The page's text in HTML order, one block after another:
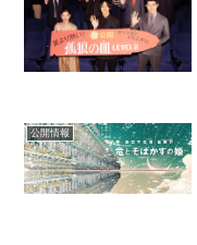
公開情報